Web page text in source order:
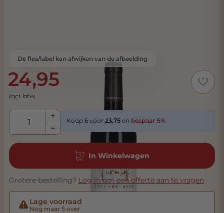
De fles/label kan afwijken van de afbeelding
24,95
Incl. btw
Aantal
Koop 6 voor 23,75 en bespaar 5%
In Winkelwagen
Grotere bestelling? Log in om een offerte aan te vragen
Lage voorraad
Nog maar 5 over